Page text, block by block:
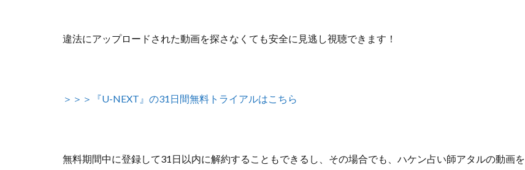
違法にアップロードされた動画を探さなくても安全に見逃し視聴できます！
＞＞＞『U-NEXT』の31日間無料トライアルはこちら
無料期間中に登録して31日以内に解約することもできるし、 その場合でも、ハケン占い師アタルの動画を